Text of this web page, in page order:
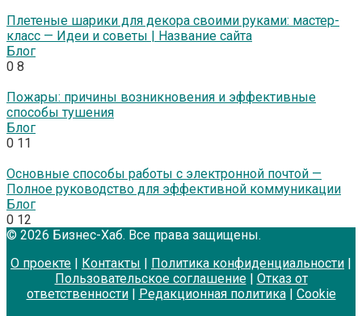
Плетеные шарики для декора своими руками: мастер-
класс — Идеи и советы | Название сайта
Блог
0 8
Пожары: причины возникновения и эффективные
способы тушения
Блог
0 11
Основные способы работы с электронной почтой —
Полное руководство для эффективной коммуникации
Блог
0 12
© 2026 Бизнес-Хаб. Все права защищены.
О проекте | Контакты | Политика конфиденциальности |
Пользовательское соглашение| Отказ от
ответственности| Редакционная политика| Cookie